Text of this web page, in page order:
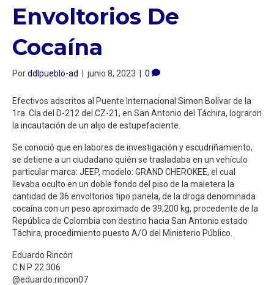
Envoltorios De
Cocaína
Porddlpueblo-ad | junio 8, 2023 | 0
Efectivos adscritos al Puente Internacional Simon Bolívar de la
1ra. Cía del D-212 del CZ-21, en San Antonio del Táchira, lograron
la incautación de un alijo de estupefaciente.
Se conoció que en labores de investigación y escudriñamiento,
se detiene a un ciudadano quién se trasladaba en un vehículo
particular marca: JEEP, modelo: GRAND CHEROKEE, el cual
llevaba oculto en un doble fondo del piso de la maletera la
cantidad de 36 envoltorios tipo panela, de la droga denominada
cocaína con un peso aproximado de 39,200 kg, procedente de la
República de Colombia con destino hacia San Antonio estado
Táchira, procedimiento puesto A/O del Ministerio Público.
Eduardo Rincón
C.N.P 22.306
@eduardo.rincon07